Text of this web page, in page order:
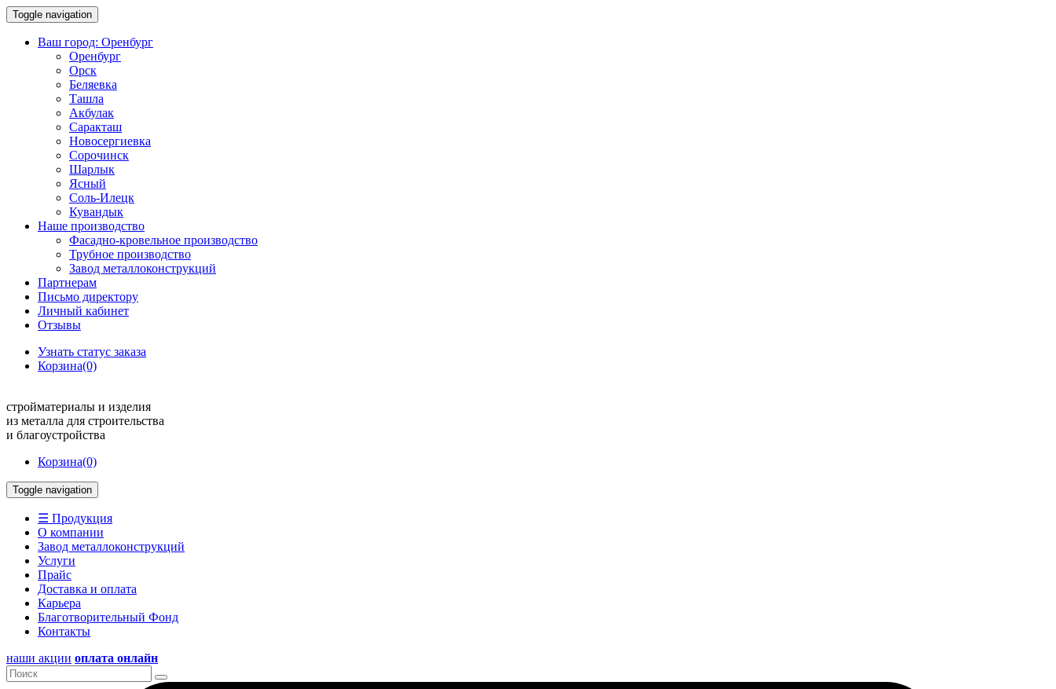
Toggle navigation
Ваш город: Оренбург
Оренбург
Орск
Беляевка
Ташла
Акбулак
Саракташ
Новосергиевка
Сорочинск
Шарлык
Ясный
Соль-Илецк
Кувандык
Наше производство
Фасадно-кровельное производство
Трубное производство
Завод металлоконструкций
Партнерам
Письмо директору
Личный кабинет
Отзывы
Узнать статус заказа
Корзина(0)
стройматериалы и изделия
из металла для строительства
и благоустройства
Корзина(0)
Toggle navigation
☰ Продукция
О компании
Завод металлоконструкций
Услуги
Прайс
Доставка и оплата
Карьера
Благотворительный Фонд
Контакты
наши акции оплата онлайн